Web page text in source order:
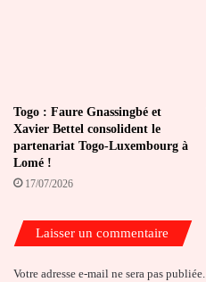
Togo : Faure Gnassingbé et
Xavier Bettel consolident le
partenariat Togo-Luxembourg à
Lomé !
17/07/2026
Laisser un commentaire
Votre adresse e-mail ne sera pas publiée.